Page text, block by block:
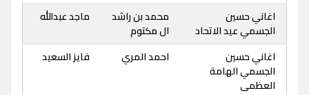
اغاني حسين
الجسمي عيد الاتحاد
محمد بن راشد
ال مكتوم
ماجد عبدالله
اغاني حسين
الجسمي الهامة
العظمى
احمد المري فايز السعيد